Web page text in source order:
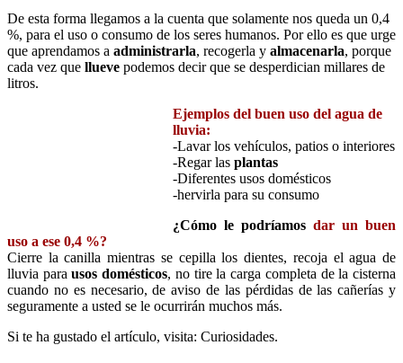
De esta forma llegamos a la cuenta que solamente nos queda un 0,4
%, para el uso o consumo de los seres humanos. Por ello es que urge
que aprendamos a administrarla, recogerla y almacenarla, porque
cada vez que llueve podemos decir que se desperdician millares de
litros.
Ejemplos del buen uso del agua de
lluvia:
-Lavar los vehículos, patios o interiores
-Regar las plantas
-Diferentes usos domésticos
-hervirla para su consumo
¿Cómo le podríamos dar un buen
uso a ese 0,4 %?
Cierre la canilla mientras se cepilla los dientes, recoja el agua de
lluvia parausos domésticos, no tire la carga completa de la cisterna
cuando no es necesario, de aviso de las pérdidas de las cañerías y
seguramente a usted se le ocurrirán muchos más.
Si te ha gustado el artículo, visita: Curiosidades.